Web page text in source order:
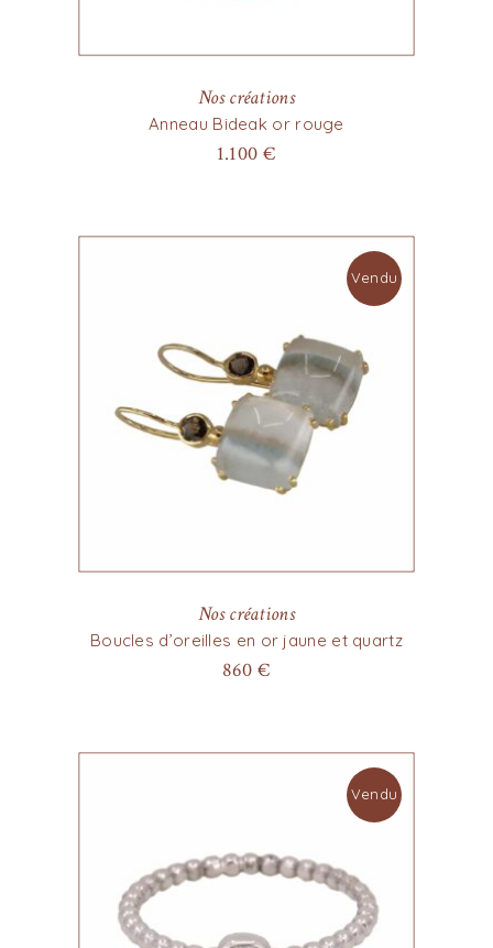
Nos créations
Anneau Bideak or rouge
1.100 €
Vendu
Nos créations
Boucles d’oreilles en or jaune et quartz
860€
Vendu